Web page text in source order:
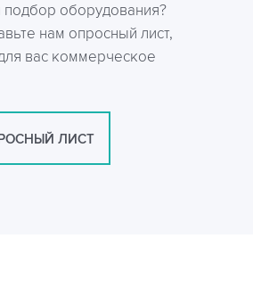
оборудования?
нам опросный лист,
вас коммерческое
ЛИСТ